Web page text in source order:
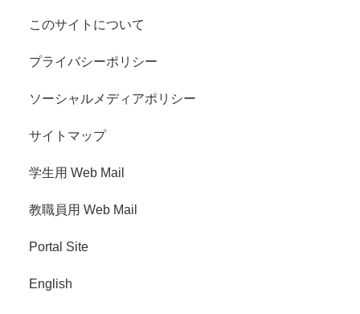
このサイトについて
プライバシーポリシー
ソーシャルメディアポリシー
サイトマップ
学生用 Web Mail
教職員用 Web Mail
Portal Site
English